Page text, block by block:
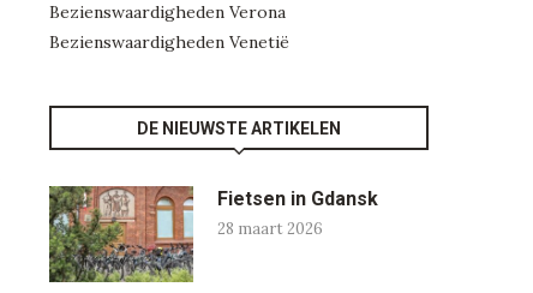
Bezienswaardigheden Verona
Bezienswaardigheden Venetië
DE NIEUWSTE ARTIKELEN
Fietsen in Gdansk
28 maart 2026